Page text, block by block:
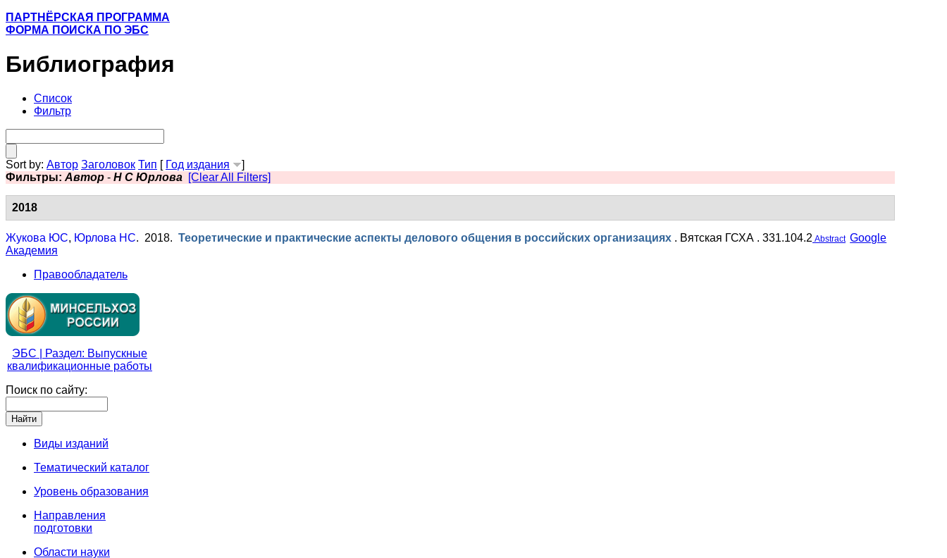
ПАРТНЁРСКАЯ ПРОГРАММА
ФОРМА ПОИСКА ПО ЭБС
Библиография
Список
Фильтр
Sort by: Автор Заголовок Тип [ Год издания
]
Фильтры: Автор - Н С Юрлова [Clear All Filters]
2018
Жукова ЮС, Юрлова НС. 2018. Теоретические и практические аспекты делового общения в российских организациях . Вятская ГСХА . 331.104.2 Abstract Google
Академия
Правообладатель
ЭБС | Раздел: Выпускные
квалификационные работы
Поиск по сайту:
Виды изданий
Тематический каталог
Уровень образования
Направления
подготовки
Области науки